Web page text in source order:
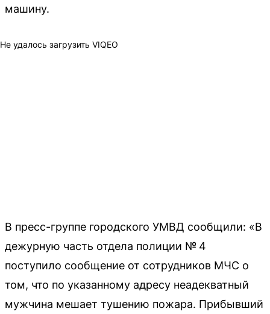
машину.
Не удалось загрузить VIQEO
В пресс-группе городского УМВД сообщили: «В
дежурную часть отдела полиции № 4
поступило сообщение от сотрудников МЧС о
том, что по указанному адресу неадекватный
мужчина мешает тушению пожара. Прибывший